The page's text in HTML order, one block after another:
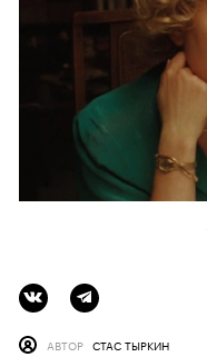
АВТОР СТАС ТЫРКИН